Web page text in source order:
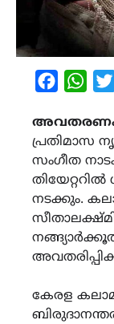
Facebook
പ്രതിമാസ
സംഗീത
നടക്കും.
കേരള